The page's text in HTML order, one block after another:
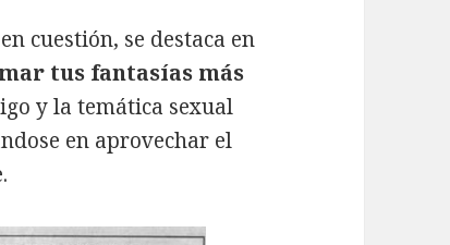
cuestión, se destaca en
tus fantasías más
y la temática sexual
en aprovechar el